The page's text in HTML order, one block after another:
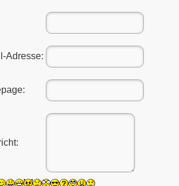
Adresse: